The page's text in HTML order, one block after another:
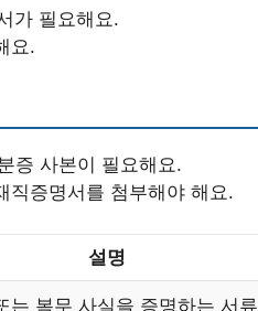
가 필요해요.
요.
증 사본이 필요해요.
직증명서를 첨부해야 해요.
설명
는 복무 사실을 증명하는 서류